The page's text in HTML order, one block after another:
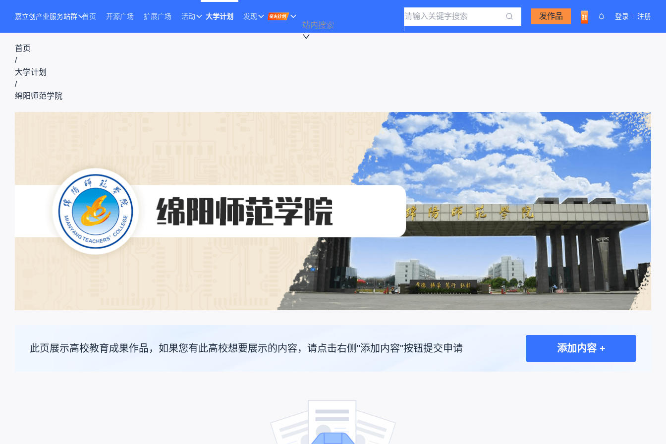
嘉立创产业服务站群 首页 开源广场 扩展广场 活动 大学计划 发现
站内搜索
发作品 登录 注册
首页
/
大学计划
/
绵阳师范学院
此页展示高校教育成果作品，如果您有此高校想要展示的内容，请点击右侧"添加内容"按钮提交申请 添加内容 +